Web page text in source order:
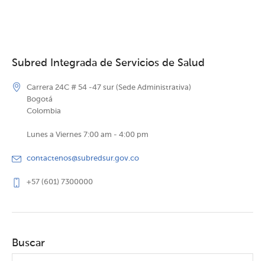
Subred Integrada de Servicios de Salud
Carrera 24C # 54 -47 sur (Sede Administrativa)
Bogotá
Colombia
Lunes a Viernes 7:00 am - 4:00 pm
contactenos@subredsur.gov.co
+57 (601) 7300000
Buscar